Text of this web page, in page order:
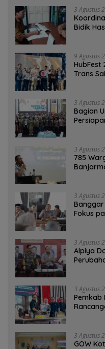
3 Agustus
Bidik
9 Agustus
HubFest
Trans
3 Agustus
Bagian
3 Agustus
785
3 Agustus
‎Banggar
Fokus
3 Agustus
‎Alpiya
3 Agustus
Pemkab
3 Agustus
GOW